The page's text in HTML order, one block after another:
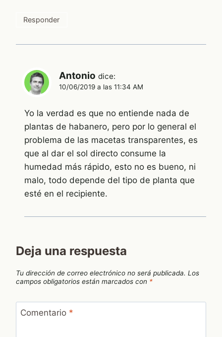
Responder
Antonio dice:
10/06/2019 a las 11:34 AM
Yo la verdad es que no entiende nada de
plantas de habanero, pero por lo general el
problema de las macetas transparentes, es
que al dar el sol directo consume la
humedad más rápido, esto no es bueno, ni
malo, todo depende del tipo de planta que
esté en el recipiente.
Deja una respuesta
Tu dirección de correo electrónico no será publicada. Los
campos obligatorios están marcados con *
Comentario *